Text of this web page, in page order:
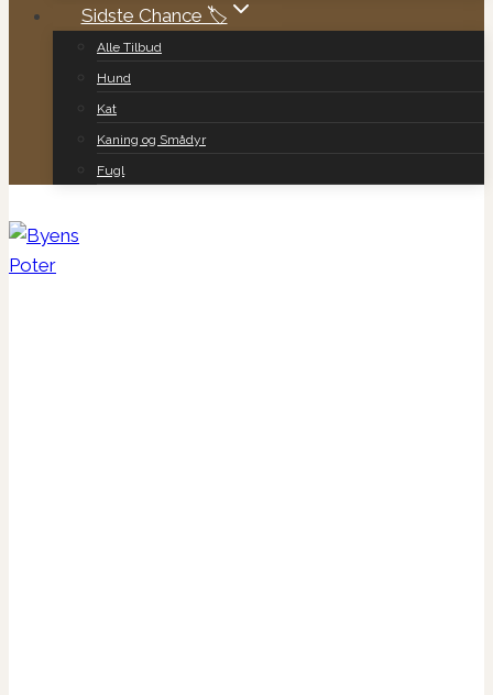
Sidste Chance 🏷️
Alle Tilbud
Hund
Kat
Kaning og Smådyr
Fugl